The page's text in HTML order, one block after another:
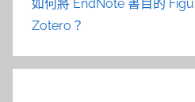
如何將 EndNote 書目的
Zotero？